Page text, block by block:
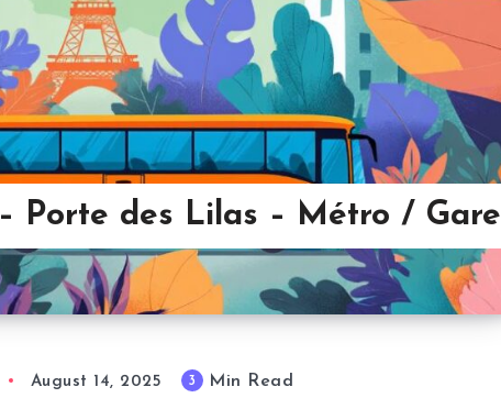
Porte des Lilas – Métro / Gare
August 14, 2025 3 Min Read